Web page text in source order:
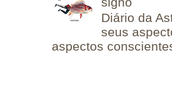
Diário da
seus
aspectos